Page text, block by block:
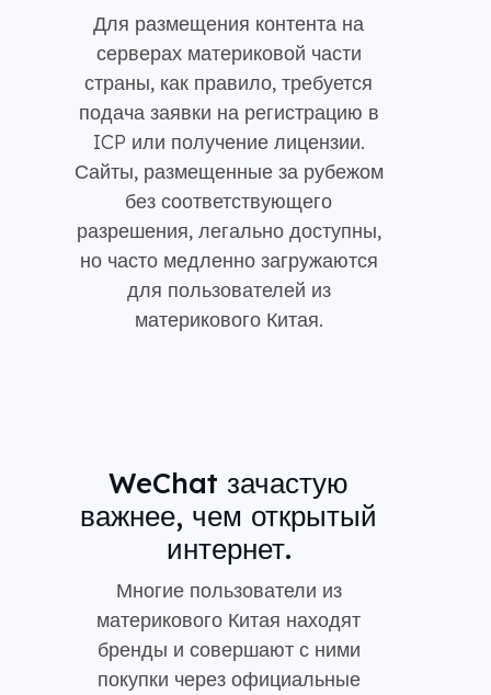
Для размещения контента на
серверах материковой части
страны, как правило, требуется
подача заявки на регистрацию в
ICP или получение лицензии.
Сайты, размещенные за рубежом
без соответствующего
разрешения, легально доступны,
но часто медленно загружаются
для пользователей из
материкового Китая.
WeChat зачастую
важнее, чем открытый
интернет.
Многие пользователи из
материкового Китая находят
бренды и совершают с ними
покупки через официальные